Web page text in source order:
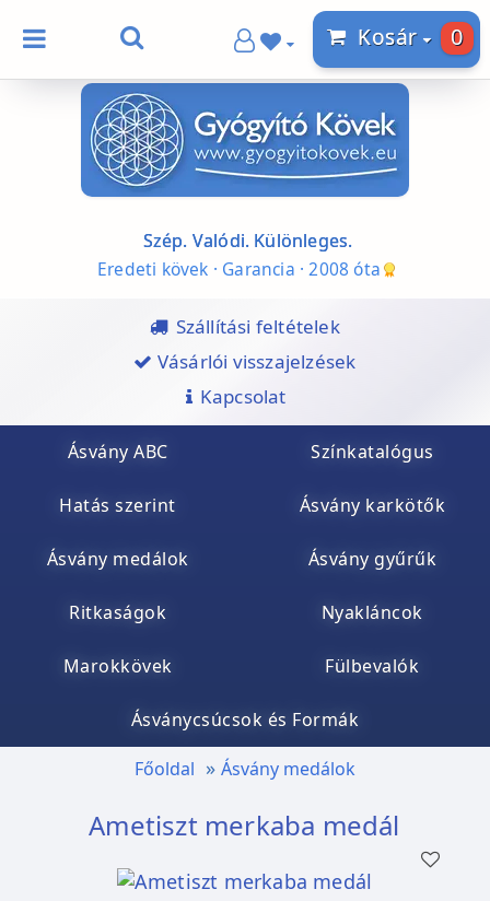
Kosár 0
Szép. Valódi. Különleges.
Eredeti kövek · Garancia · 2008 óta
Szállítási feltételek
Vásárlói visszajelzések
Kapcsolat
Ásvány ABC Színkatalógus
Hatás szerint Ásvány karkötők
Ásvány medálok Ásvány gyűrűk
Ritkaságok Nyakláncok
Marokkövek Fülbevalók
Ásványcsúcsok és Formák
Főoldal Ásvány medálok
Ametiszt merkaba medál